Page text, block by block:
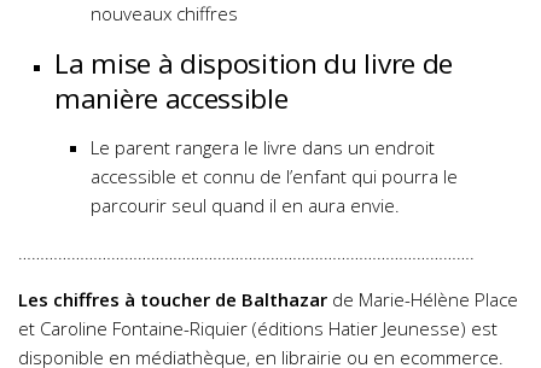
nouveaux chiffres
La mise à disposition du livre de
manière accessible
Le parent rangera le livre dans un endroit
accessible et connu de l’enfant qui pourra le
parcourir seul quand il en aura envie.
………………………………………………………………………………………….
Les chiffres à toucher de Balthazar de Marie-Hélène Place
et Caroline Fontaine-Riquier (éditions Hatier Jeunesse) est
disponible en médiathèque, en librairie ou en ecommerce.